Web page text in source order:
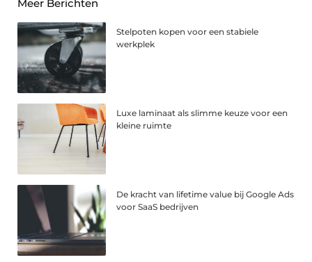
Meer Berichten
Stelpoten kopen voor een stabiele
werkplek
Luxe laminaat als slimme keuze voor een
kleine ruimte
De kracht van lifetime value bij Google Ads
voor SaaS bedrijven